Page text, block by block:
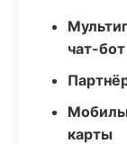
чат-бот
карты